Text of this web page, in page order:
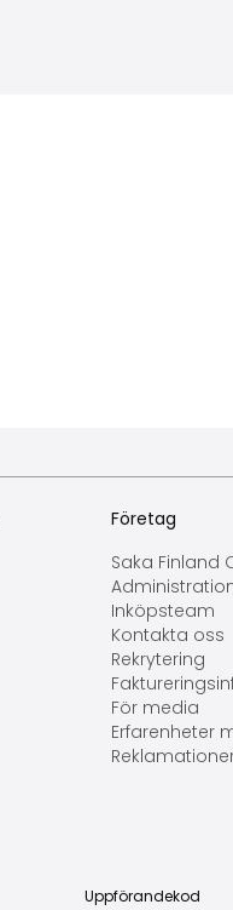
Företag
Saka Finland
Inköpsteam
Kontakta oss
Rekrytering
För media
Erfarenheter
Uppförandekod